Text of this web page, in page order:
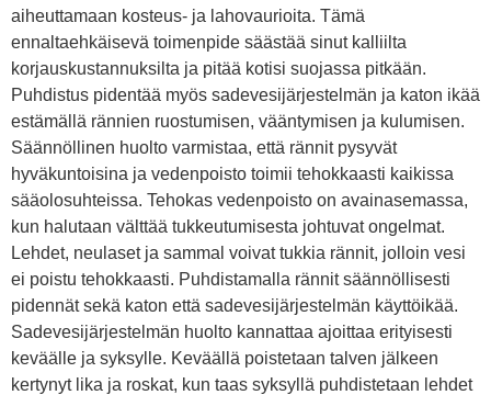
aiheuttamaan kosteus- ja lahovaurioita. Tämä
ennaltaehkäisevä toimenpide säästää sinut kalliilta
korjauskustannuksilta ja pitää kotisi suojassa pitkään.
Puhdistus pidentää myös sadevesijärjestelmän ja katon ikää
estämällä rännien ruostumisen, vääntymisen ja kulumisen.
Säännöllinen huolto varmistaa, että rännit pysyvät
hyväkuntoisina ja vedenpoisto toimii tehokkaasti kaikissa
sääolosuhteissa. Tehokas vedenpoisto on avainasemassa,
kun halutaan välttää tukkeutumisesta johtuvat ongelmat.
Lehdet, neulaset ja sammal voivat tukkia rännit, jolloin vesi
ei poistu tehokkaasti. Puhdistamalla rännit säännöllisesti
pidennät sekä katon että sadevesijärjestelmän käyttöikää.
Sadevesijärjestelmän huolto kannattaa ajoittaa erityisesti
keväälle ja syksylle. Keväällä poistetaan talven jälkeen
kertynyt lika ja roskat, kun taas syksyllä puhdistetaan lehdet